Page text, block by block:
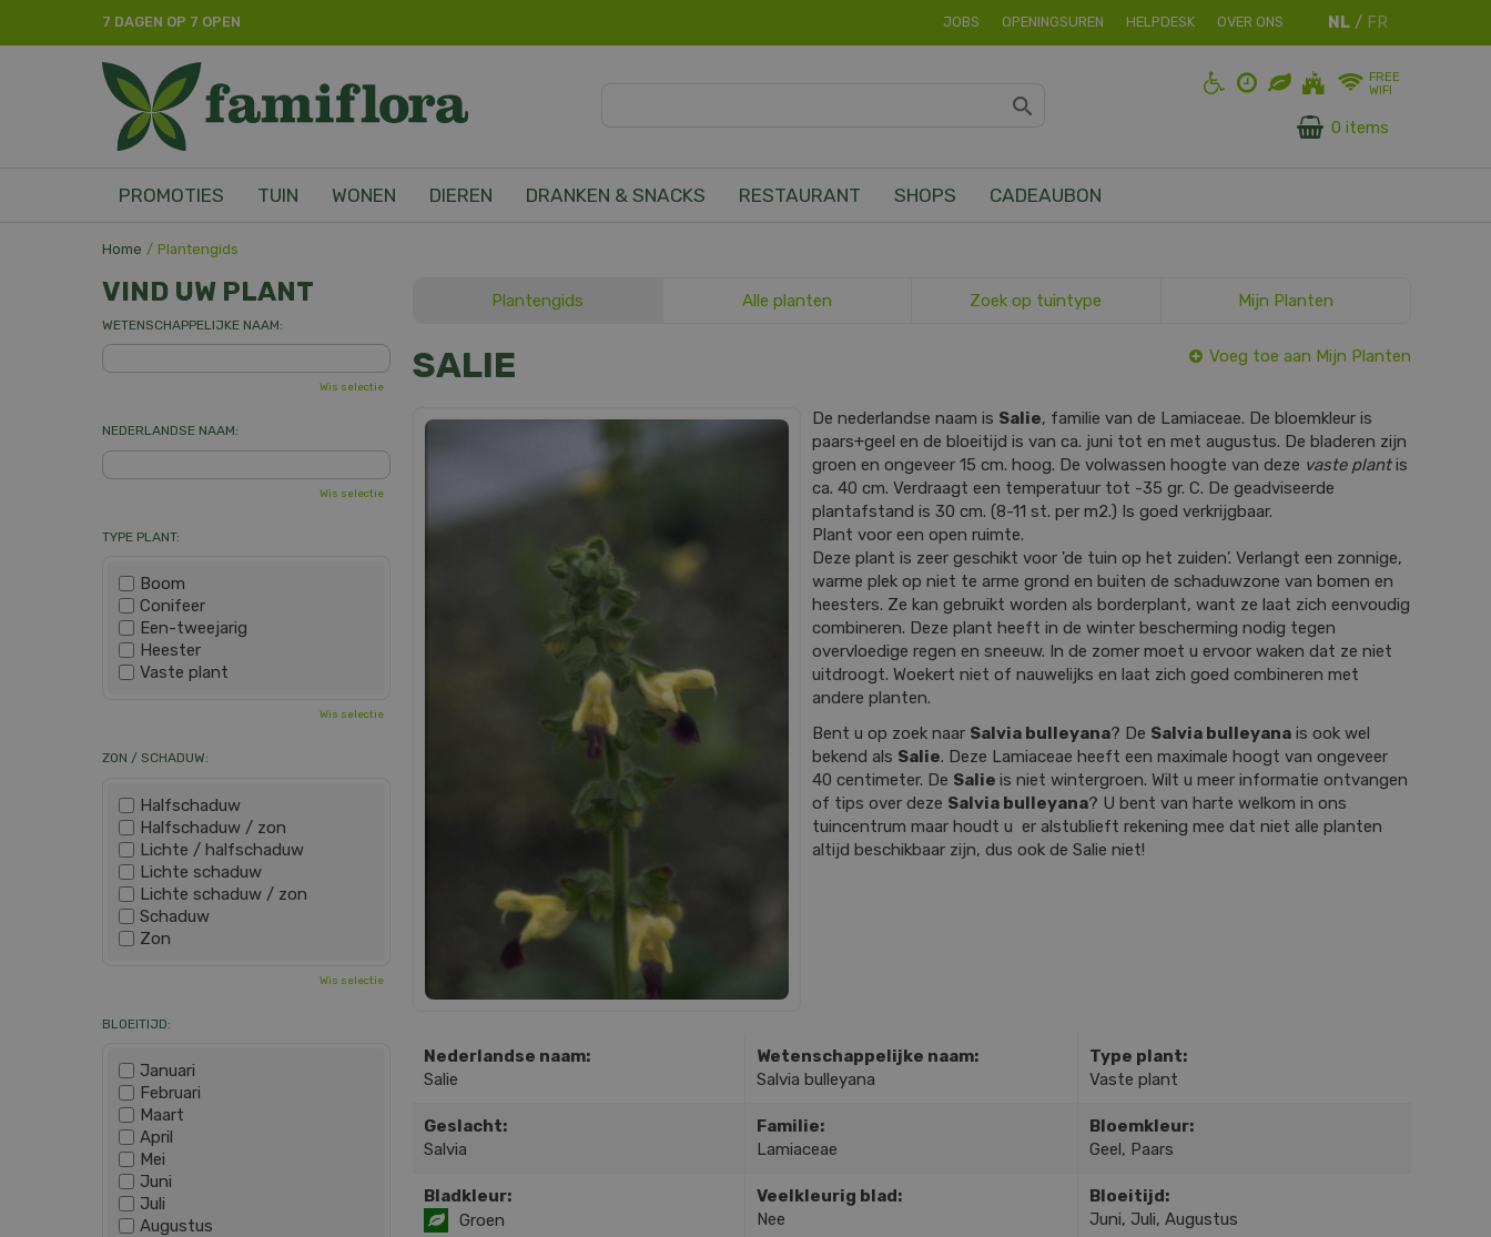
Home Plantengids
7 DAGEN OP 7 OPEN JOBS OPENINGSUREN HELPDESK OVER ONS
FREE
WIFI
0 items
PROMOTIES TUIN WONEN DIEREN DRANKEN & SNACKS RESTAURANT SHOPS CADEAUBON
Plantengids Alle planten Zoek op tuintype Mijn Planten
SALIE Voeg toe aan Mijn Planten
De nederlandse naam is Salie, familie van de Lamiaceae. De bloemkleur is
paars+geel en de bloeitijd is van ca. juni tot en met augustus. De bladeren zijn
groen en ongeveer 15 cm. hoog. De volwassen hoogte van deze vaste plantis
ca. 40 cm. Verdraagt een temperatuur tot -35 gr. C. De geadviseerde
plantafstand is 30 cm. (8-11 st. per m2.) Is goed verkrijgbaar.
Plant voor een open ruimte.
Deze plant is zeer geschikt voor 'de tuin op het zuiden'. Verlangt een zonnige,
warme plek op niet te arme grond en buiten de schaduwzone van bomen en
heesters. Ze kan gebruikt worden als borderplant, want ze laat zich eenvoudig
combineren. Deze plant heeft in de winter bescherming nodig tegen
overvloedige regen en sneeuw. In de zomer moet u ervoor waken dat ze niet
uitdroogt. Woekert niet of nauwelijks en laat zich goed combineren met
andere planten.
Bent u op zoek naar Salvia bulleyana? De Salvia bulleyana is ook wel
bekend als Salie. Deze Lamiaceae heeft een maximale hoogt van ongeveer
40 centimeter. De Salie is niet wintergroen. Wilt u meer informatie ontvangen
of tips over deze Salvia bulleyana? U bent van harte welkom in ons
tuincentrum maar houdt u er alstublieft rekening mee dat niet alle planten
altijd beschikbaar zijn, dus ook de Salie niet!
Nederlandse naam:
Salie
Wetenschappelijke naam:
Salvia bulleyana
Type plant:
Vaste plant
Geslacht:
Salvia
Familie:
Lamiaceae
Bloemkleur:
Geel, Paars
Bladkleur:
Groen
Veelkleurig blad:
Nee
Bloeitijd:
Juni, Juli, Augustus
VIND UW PLANT
WETENSCHAPPELIJKE NAAM:
Wis selectie
NEDERLANDSE NAAM:
Wis selectie
TYPE PLANT:
Boom
Conifeer
Een-tweejarig
Heester
Vaste plant
Wis selectie
ZON / SCHADUW:
Halfschaduw
Halfschaduw / zon
Lichte / halfschaduw
Lichte schaduw
Lichte schaduw / zon
Schaduw
Zon
Wis selectie
BLOEITIJD:
Januari
Februari
Maart
April
Mei
Juni
Juli
Augustus